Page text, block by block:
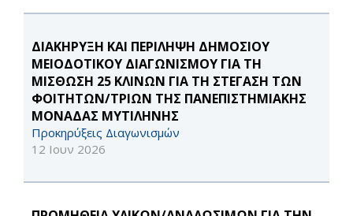
ΔΙΑΚΗΡΥΞΗ ΚΑΙ ΠΕΡΙΛΗΨΗ ΔΗΜΟΣΙΟΥ
ΜΕΙΟΔΟΤΙΚΟΥ ΔΙΑΓΩΝΙΣΜΟΥ ΓΙΑ ΤΗ
ΜΙΣΘΩΣΗ 25 ΚΛΙΝΩΝ ΓΙΑ ΤΗ ΣΤΕΓΑΣΗ ΤΩΝ
ΦΟΙΤΗΤΩΝ/ΤΡΙΩΝ ΤΗΣ ΠΑΝΕΠΙΣΤΗΜΙΑΚΗΣ
ΜΟΝΑΔΑΣ ΜΥΤΙΛΗΝΗΣ
Προκηρύξεις Διαγωνισμών
12 Ιουν 2026